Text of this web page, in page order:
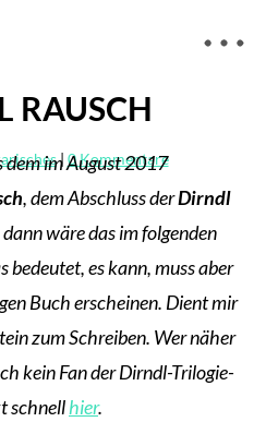
RAUSCH
| 0 Kommentare
dem im August 2017
, dem Abschluss derDirndl
wäre das im folgenden
bedeutet, es kann, muss aber
Buch erscheinen. Dient mir
zum Schreiben. Wer näher
kein Fan der Dirndl-Trilogie-
schnellhier.